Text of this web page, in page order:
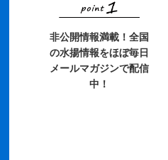
非公開情報満載！全国
の水揚情報をほぼ毎日
メールマガジンで配信
中！